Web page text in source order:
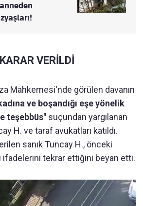
VERİLDİ
Mahkemesi'nde görülen davanın
ve boşandığı eşe yönelik
teşebbüs" suçundan yargılanan
H. ve taraf avukatları katıldı.
sanık Tuncay H., önceki
tekrar ettiğini beyan etti.